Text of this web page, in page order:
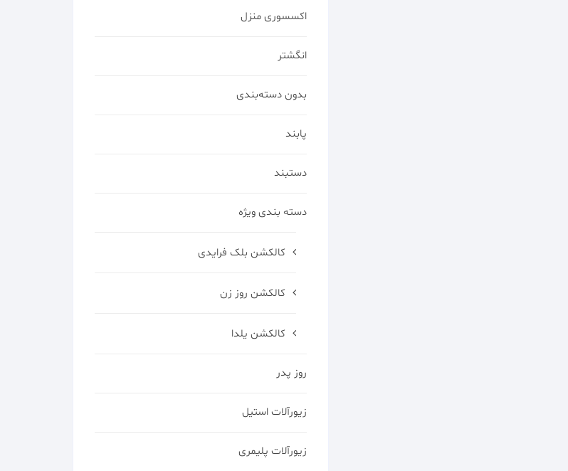
اکسسوری منزل
انگشتر
بدون دسته‌بندی
پابند
دستبند
دسته بندی ویژه
کالکشن بلک فرایدی
کالکشن روز زن
کالکشن یلدا
روز پدر
زیورآلات استیل
زیورآلات پلیمری